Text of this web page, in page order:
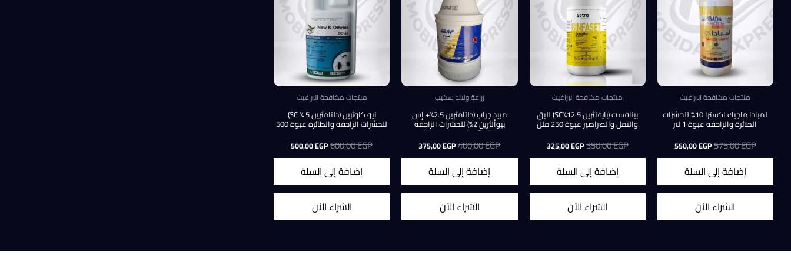
منتجات مكافحة البراغيث
لمبادا ماجيك اكسترا 10% للحشرات
الطائرة والزاحفه عبوة 1 لتر
575,00EGP السعر
الأصلي
هو:
575,00 EGP.
550,00EGP السعر
الحالي
هو:
إضافة إلى السلة
الشراء الأن
منتجات مكافحة البراغيث
بينافست (بايفنثرين 12.5%SC) للبق
والنمل والصراصير عبوة 250 ملل
350,00EGP السعر
الأصلي
هو:
350,00 EGP.
325,00EGP السعر
الحالي
هو:
إضافة إلى السلة
الشراء الأن
زراعة ولاند سكيب
مبيد جراب (دلتامثرين 2.5%+ إس
بيوألثرين 2%) للحشرات الزاحفه
والطائرة (عبوة 500ملل)
400,00EGP السعر
الأصلي
هو:
400,00 EGP.
375,00EGP السعر
الحالي
هو:
إضافة إلى السلة
الشراء الأن
منتجات مكافحة البراغيث
نيو كاوثرين (دلتامثرين 5 % SC)
للحشرات الزاحفه والطائرة عبوة 500
ملل
600,00EGP السعر
الأصلي
هو:
600,00 EGP.
500,00EGP السعر
الحالي
هو:
إضافة إلى السلة
الشراء الأن